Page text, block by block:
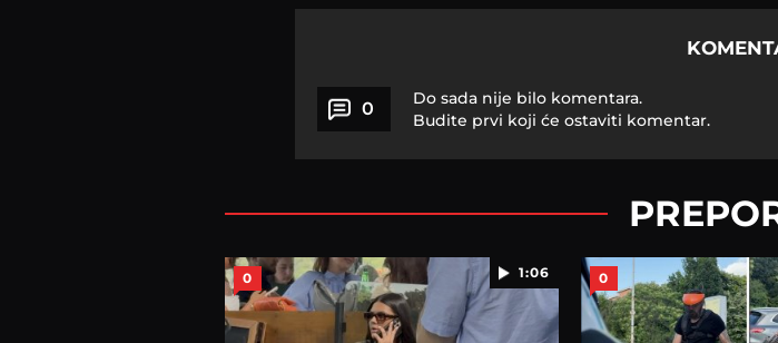
0
Do sada nije bilo komentara.
Budite prvi koji će ostaviti komentar.
1:06
0 0